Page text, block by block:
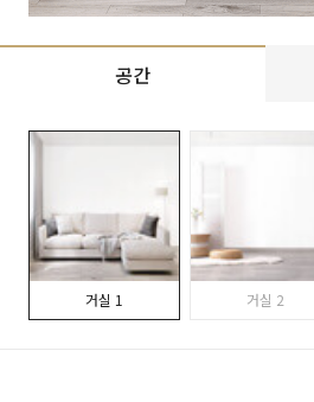
공간
거실 1 거실 2